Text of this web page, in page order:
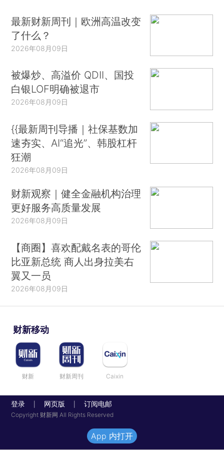
最新财新周刊｜欧洲高温改变
了什么？
2026年08月09日
被爆炒、高溢价 QDII、国投
白银LOF明确被退市
2026年08月09日
{{最新周刊导播｜社保基数加
速夯实、AI“追光”、韩股杠杆
狂潮
2026年08月09日
财新观察｜健全金融机构治理
更好服务高质量发展
2026年08月09日
【商圈】喜欢配戴名表的哥伦
比亚新总统 商人出身拉美右
翼又一员
2026年08月09日
财新移动
财新 财新周刊 Caixin
登录 网页版 订阅电邮
Copyright 财新网 All Rights Reserved
App 内打开